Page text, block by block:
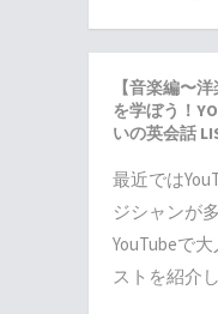
【音楽編〜
を学ぼう！
いの英会話
最近では
ジシャンが
YouTubeで
ストを紹介